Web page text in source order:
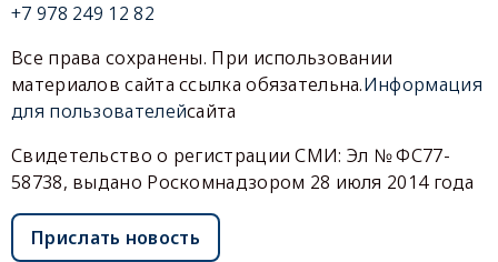
+7 978 249 12 82
Все права сохранены. При использовании
материалов сайта ссылка обязательна.Информация
для пользователейсайта
Свидетельство о регистрации СМИ: Эл № ФС77-
58738, выдано Роскомнадзором 28 июля 2014 года
Прислать новость